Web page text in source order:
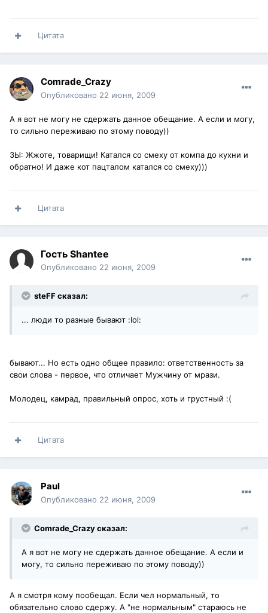
Цитата
Comrade_Crazy
Опубликовано 22 июня, 2009
А я вот не могу не сдержать данное обещание. А если и могу,
то сильно переживаю по этому поводу))
ЗЫ: Жжоте, товарищи! Катался со смеху от компа до кухни и
обратно! И даже кот пацталом катался со смеху)))
Цитата
Гость Shantee
Опубликовано 22 июня, 2009
steFF сказал:
... люди то разные бывают :lol:
бывают... Но есть одно общее правило: ответственность за
свои слова - первое, что отличает Мужчину от мрази.
Молодец, камрад, правильный опрос, хоть и грустный :(
Цитата
Paul
Опубликовано 22 июня, 2009
Comrade_Crazy сказал:
А я вот не могу не сдержать данное обещание. А если и
могу, то сильно переживаю по этому поводу))
А я смотря кому пообещал. Если чел нормальный, то
обязательно слово сдержу. А "не нормальным" стараюсь не